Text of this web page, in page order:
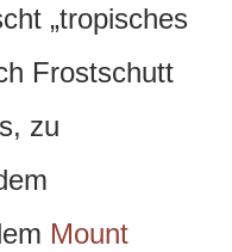
„tropisches
Frostschutt
zu
Mount